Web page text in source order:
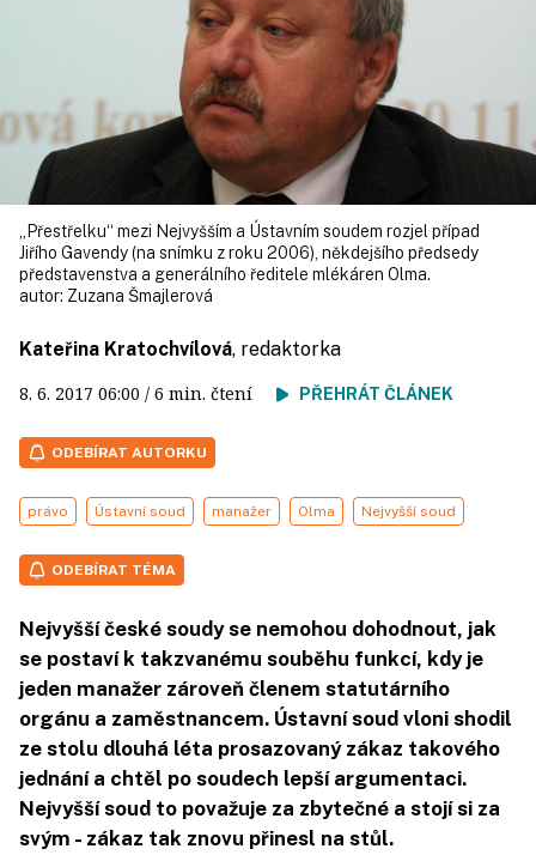
„Přestřelku“ mezi Nejvyšším a Ústavním soudem rozjel případ
Jiřího Gavendy (na snímku z roku 2006), někdejšího předsedy
představenstva a generálního ředitele mlékáren Olma.
autor: Zuzana Šmajlerová
Kateřina Kratochvílová, redaktorka
8. 6. 2017 06:00 / 6 min. čtení PŘEHRÁT ČLÁNEK
ODEBÍRAT AUTORKU
právo Ústavní soud manažer Olma Nejvyšší soud
ODEBÍRAT TÉMA
Nejvyšší české soudy se nemohou dohodnout, jak
se postaví k takzvanému souběhu funkcí, kdy je
jeden manažer zároveň členem statutárního
orgánu a zaměstnancem. Ústavní soud vloni shodil
ze stolu dlouhá léta prosazovaný zákaz takového
jednání a chtěl po soudech lepší argumentaci.
Nejvyšší soud to považuje za zbytečné a stojí si za
svým - zákaz tak znovu přinesl na stůl.